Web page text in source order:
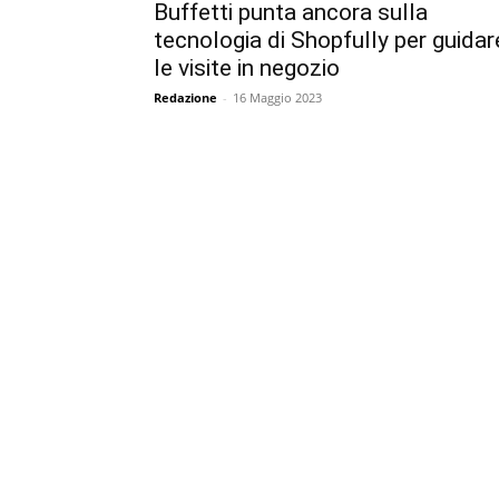
Buffetti punta ancora sulla
tecnologia di Shopfully per
le visite in negozio
Redazione - 16 Maggio 2023